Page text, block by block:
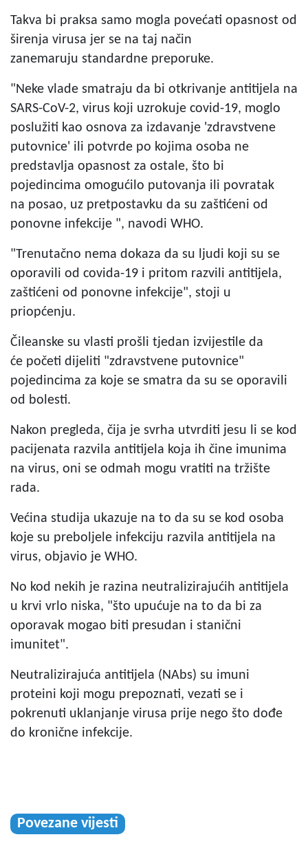
Takva bi praksa samo mogla povećati opasnost od
širenja virusa jer se na taj način
zanemaruju standardne preporuke.
"Neke vlade smatraju da bi otkrivanje antitijela na
SARS-CoV-2, virus koji uzrokuje covid-19, moglo
poslužiti kao osnova za izdavanje 'zdravstvene
putovnice' ili potvrde po kojima osoba ne
predstavlja opasnost za ostale, što bi
pojedincima omogućilo putovanja ili povratak
na posao, uz pretpostavku da su zaštićeni od
ponovne infekcije ", navodi WHO.
"Trenutačno nema dokaza da su ljudi koji su se
oporavili od covida-19 i pritom razvili antitijela,
zaštićeni od ponovne infekcije", stoji u
priopćenju.
Čileanske su vlasti prošli tjedan izvijestile da
će početi dijeliti "zdravstvene putovnice"
pojedincima za koje se smatra da su se oporavili
od bolesti.
Nakon pregleda, čija je svrha utvrditi jesu li se kod
pacijenata razvila antitijela koja ih čine imunima
na virus, oni se odmah mogu vratiti na tržište
rada.
Većina studija ukazuje na to da su se kod osoba
koje su preboljele infekciju razvila antitijela na
virus, objavio je WHO.
No kod nekih je razina neutralizirajućih antitijela
u krvi vrlo niska, "što upućuje na to da bi za
oporavak mogao biti presudan i stanični
imunitet".
Neutralizirajuća antitijela (NAbs) su imuni
proteini koji mogu prepoznati, vezati se i
pokrenuti uklanjanje virusa prije nego što dođe
do kronične infekcije.
Povezane vijesti